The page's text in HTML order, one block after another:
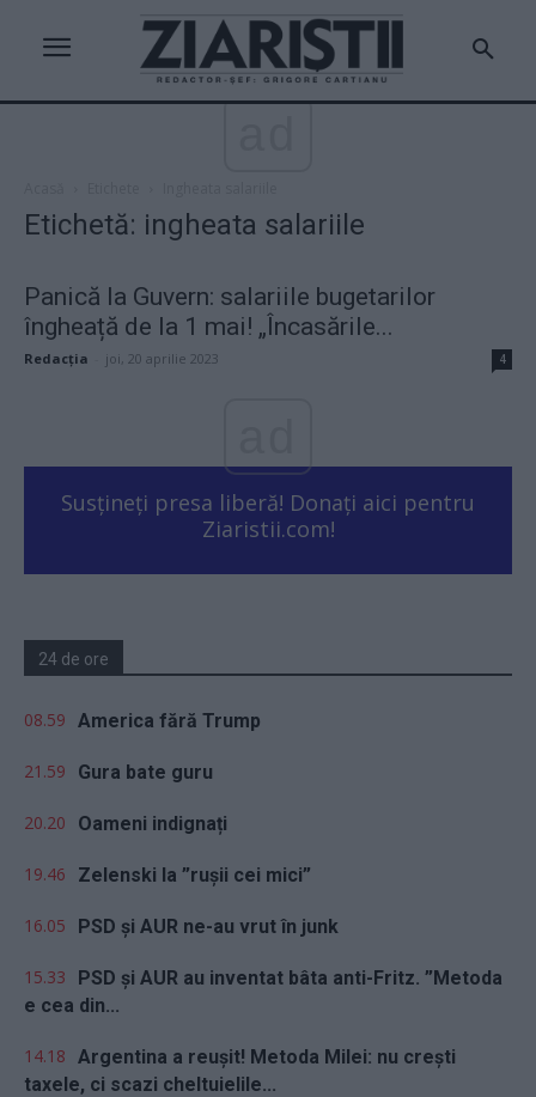
Etichetă: ingheata salariile
Panică la Guvern: salariile bugetarilor
îngheață de la 1 mai! „Încasările...
Redacţia joi, 20 aprilie 2023 4
Susțineți presa liberă! Donați aici pentru
Ziaristii.com!
24 de ore
08.59 America fără Trump
21.59 Gura bate guru
20.20 Oameni indignați
19.46 Zelenski la ”rușii cei mici”
16.05 PSD și AUR ne-au vrut în junk
15.33
PSD și AUR au inventat bâta anti-Fritz. ”Metoda
e cea din...
14.18 Argentina a reușit! Metoda Milei: nu crești
taxele, ci scazi cheltuielile...